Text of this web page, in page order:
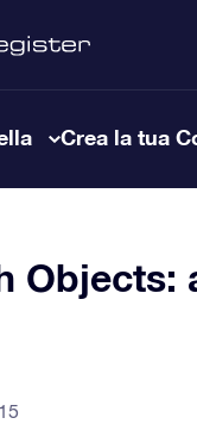
Crea la tua